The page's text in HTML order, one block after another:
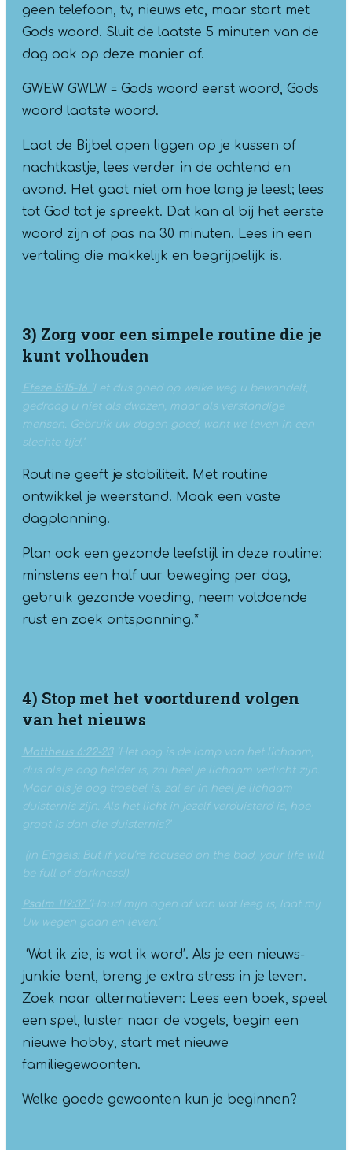
geen telefoon, tv, nieuws etc, maar start met
Gods woord. Sluit de laatste 5 minuten van de
dag ook op deze manier af.
GWEW GWLW = Gods woord eerst woord, Gods
woord laatste woord.
Laat de Bijbel open liggen op je kussen of
nachtkastje, lees verder in de ochtend en
avond. Het gaat niet om hoe lang je leest; lees
tot God tot je spreekt. Dat kan al bij het eerste
woord zijn of pas na 30 minuten. Lees in een
vertaling die makkelijk en begrijpelijk is.
3) Zorg voor een simpele routine die je
kunt volhouden
Efeze 5:15-16‘ Let dus goed op welke weg u bewandelt,
gedraag u niet als dwazen, maar als verstandige
mensen. Gebruik uw dagen goed, want we leven in een
slechte tijd.’
Routine geeft je stabiliteit. Met routine
ontwikkel je weerstand. Maak een vaste
dagplanning.
Plan ook een gezonde leefstijl in deze routine:
minstens een half uur beweging per dag,
gebruik gezonde voeding, neem voldoende
rust en zoek ontspanning.*
4) Stop met het voortdurend volgen
van het nieuws
Mattheus 6:22-23‘Het oog is de lamp van het lichaam,
dus als je oog helder is, zal heel je lichaam verlicht zijn.
Maar als je oog troebel is, zal er in heel je lichaam
duisternis zijn. Als het licht in jezelf verduisterd is, hoe
groot is dan die duisternis?’
(in Engels: But if you’re focused on the bad, your life will
be full of darkness!)
Psalm 119:37‘ Houd mijn ogen af van wat leeg is, laat mij
Uw wegen gaan en leven.’
‘Wat ik zie, is wat ik word’. Als je een nieuws-
junkie bent, breng je extra stress in je leven.
Zoek naar alternatieven: Lees een boek, speel
een spel, luister naar de vogels, begin een
nieuwe hobby, start met nieuwe
familiegewoonten.
Welke goede gewoonten kun je beginnen?